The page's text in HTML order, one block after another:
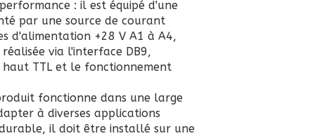
: il est équipé d'une
par une source de courant
d'alimentation +28 V A1 à A4,
via l'interface DB9,
TTL et le fonctionnement
fonctionne dans une large
à diverses applications
il doit être installé sur une